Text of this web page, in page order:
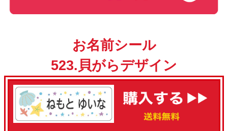
お名前シール
523.貝がらデザイン